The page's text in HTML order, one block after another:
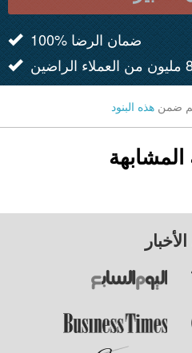
100% ضمان الرضا
ضمن هذه البنود
المشابهة